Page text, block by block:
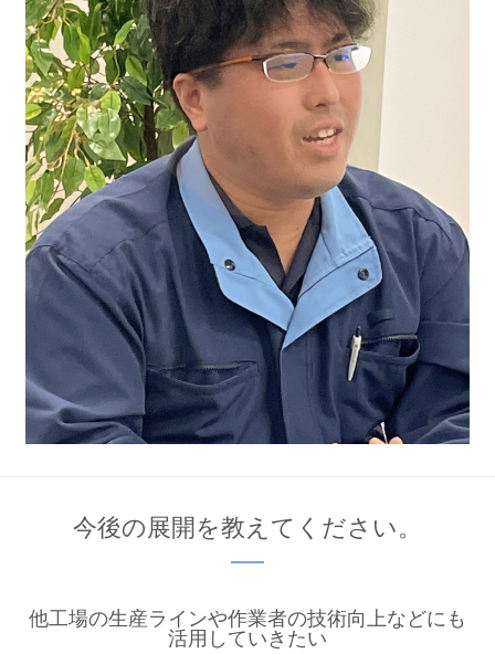
今後の展開を教えてください。
他工場の生産ラインや作業者の技術向上などにも
活用していきたい